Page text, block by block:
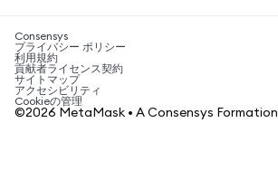
SHIBの購入
BNBの購入
税制関連ニュース
暗号資産の購入方法は？
ビットコインを売るには？
Consensys
プライバシー ポリシー
利用規約
貢献者ライセンス契約
サイトマップ
アクセシビリティ
Cookieの管理
©2026 MetaMask • A Consensys Formation